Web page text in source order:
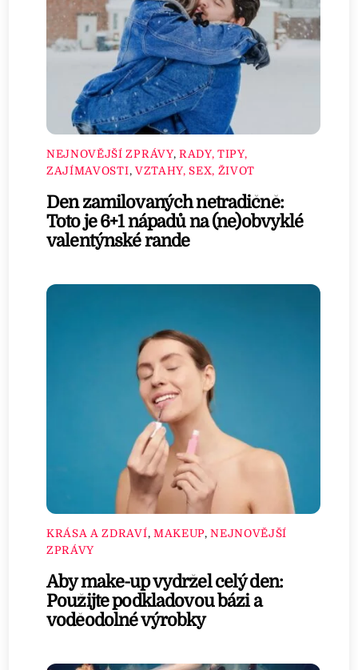
NEJNOVĚJŠÍ ZPRÁVY, RADY, TIPY,
ZAJÍMAVOSTI, VZTAHY, SEX, ŽIVOT
Den zamilovaných netradičně:
Toto je 6+1 nápadů na (ne)obvyklé
valentýnské rande
KRÁSA A ZDRAVÍ, MAKEUP,NEJNOVĚJŠÍ
ZPRÁVY
Aby make-up vydržel celý den:
Použijte podkladovou bázi a
voděodolné výrobky